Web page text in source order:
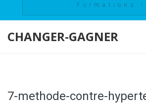
Formations !
CHANGER-GAGNER
7-methode-contre-